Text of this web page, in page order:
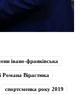
івано-франківська
Романа Вірастюка
спортсменка року 2019